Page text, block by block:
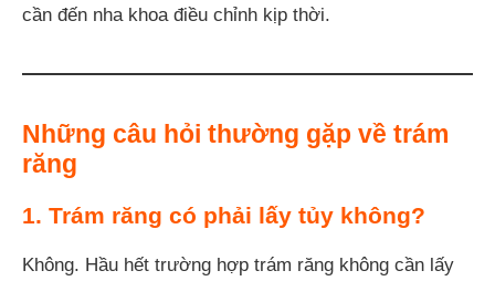
cần đến nha khoa điều chỉnh kịp thời.
Những câu hỏi thường gặp về trám
răng
1. Trám răng có phải lấy tủy không?
Không. Hầu hết trường hợp trám răng không cần lấy